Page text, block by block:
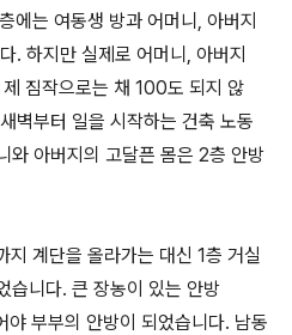
에는 여동생 방과 어머니, 아버지
. 하지만 실제로 어머니, 아버지
짐작으로는 채 100도 되지 않
벽부터 일을 시작하는 건축 노동
와 아버지의 고달픈 몸은 2층 안방
지 계단을 올라가는 대신 1층 거실
습니다. 큰 장농이 있는 안방
부부의 안방이 되었습니다. 남동